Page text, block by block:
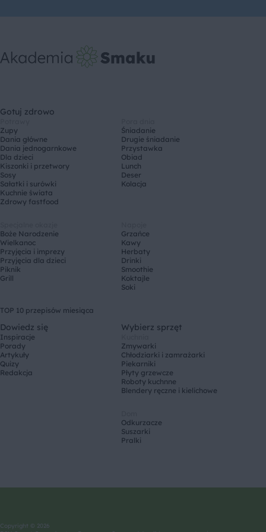
Gotuj zdrowo
Zupy
Dania główne
Dania jednogarnkowe
Dla dzieci
Kiszonki i przetwory
Sosy
Sałatki i surówki
Kuchnie świata
Zdrowy fastfood
Śniadanie
Drugie śniadanie
Przystawka
Obiad
Lunch
Deser
Kolacja
Boże Narodzenie
Wielkanoc
Przyjęcia i imprezy
Przyjęcia dla dzieci
Piknik
Grill
Grzańce
Kawy
Herbaty
Drinki
Smoothie
Koktajle
Soki
TOP 10 przepisów miesiąca
Dowiedz się
Inspiracje
Porady
Artykuły
Quizy
Redakcja
Wybierz sprzęt
Zmywarki
Chłodziarki i zamrażarki
Piekarniki
Płyty grzewcze
Roboty kuchnne
Blendery ręczne i kielichowe
Odkurzacze
Suszarki
Pralki
Copyright © 2026